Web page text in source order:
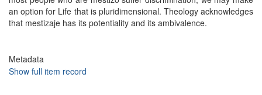
an option for Life that is pluridimensional. Theology acknowledges
that mestizaje has its potentiality and its ambivalence.
Metadata
Show full item record